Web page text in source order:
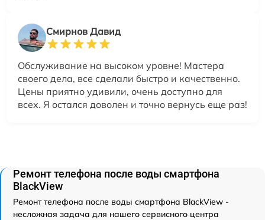
Смирнов Давид
Обслуживание на высоком уровне! Мастера
своего дела, все сделали быстро и качественно.
Цены приятно удивили, очень доступно для
всех. Я остался доволен и точно вернусь еще раз!
Ремонт телефона после воды смартфона
BlackView
Ремонт телефона после воды смартфона BlackView -
несложная задача для нашего сервисного центра